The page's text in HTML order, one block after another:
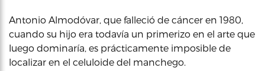
Antonio Almodóvar, que falleció de cáncer en 1980,
cuando su hijo era todavía un primerizo en el arte que
luego dominaría, es prácticamente imposible de
localizar en el celuloide del manchego.